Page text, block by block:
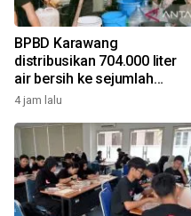
BPBD Karawang
distribusikan 704.000 liter
air bersih ke sejumlah
daerah kekeringan
4 jam lalu